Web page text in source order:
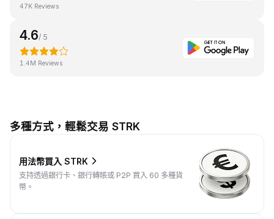
47K Reviews
4.6/ 5
1.4M Reviews
多種方式，輕鬆交易 STRK
用法幣買入 STRK
支持透過銀行卡、銀行轉賬或 P2P 買入 60 多種貨
幣。